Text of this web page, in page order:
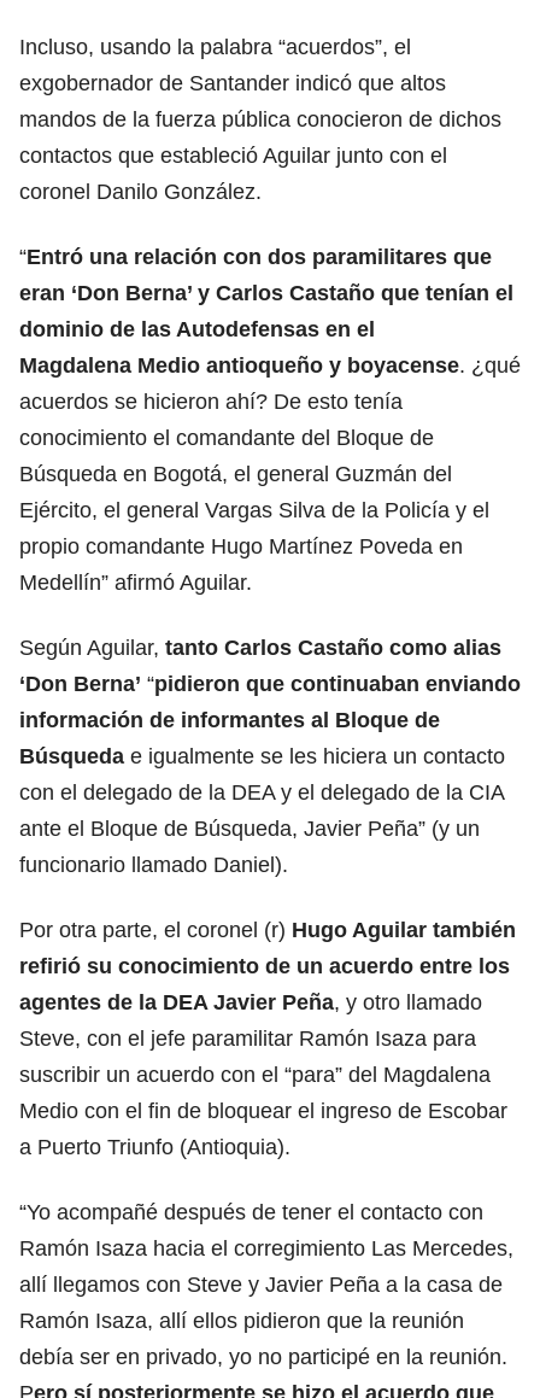
Incluso, usando la palabra “acuerdos”, el
exgobernador de Santander indicó que altos
mandos de la fuerza pública conocieron de dichos
contactos que estableció Aguilar junto con el
coronel Danilo González.
“Entró una relación con dos paramilitares que
eran ‘Don Berna’ y Carlos Castaño que tenían el
dominio de las Autodefensas en el
Magdalena Medio antioqueño y boyacense. ¿qué
acuerdos se hicieron ahí? De esto tenía
conocimiento el comandante del Bloque de
Búsqueda en Bogotá, el general Guzmán del
Ejército, el general Vargas Silva de la Policía y el
propio comandante Hugo Martínez Poveda en
Medellín” afirmó Aguilar.
Según Aguilar, tanto Carlos Castaño como alias
‘Don Berna’ “pidieron que continuaban enviando
información de informantes al Bloque de
Búsqueda e igualmente se les hiciera un contacto
con el delegado de la DEA y el delegado de la CIA
ante el Bloque de Búsqueda, Javier Peña” (y un
funcionario llamado Daniel).
Por otra parte, el coronel (r) Hugo Aguilar también
refirió su conocimiento de un acuerdo entre los
agentes de la DEA Javier Peña, y otro llamado
Steve, con el jefe paramilitar Ramón Isaza para
suscribir un acuerdo con el “para” del Magdalena
Medio con el fin de bloquear el ingreso de Escobar
a Puerto Triunfo (Antioquia).
“Yo acompañé después de tener el contacto con
Ramón Isaza hacia el corregimiento Las Mercedes,
allí llegamos con Steve y Javier Peña a la casa de
Ramón Isaza, allí ellos pidieron que la reunión
debía ser en privado, yo no participé en la reunión.
Pero sí posteriormente se hizo el acuerdo que